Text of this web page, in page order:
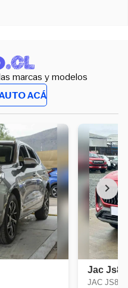
marcas y modelos
ACÁ